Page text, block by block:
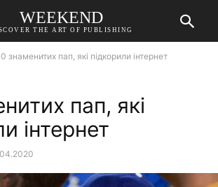
WEEKEND
THE ART OF PUBLISHING
знаменитих пап, які підкорили інтернет
пап, які
інтернет